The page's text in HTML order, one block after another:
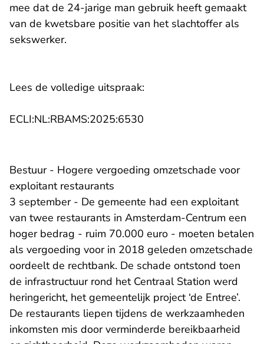
mee dat de 24-jarige man gebruik heeft gemaakt
van de kwetsbare positie van het slachtoffer als
sekswerker.
Lees de volledige uitspraak:
ECLI:NL:RBAMS:2025:6530
Bestuur - Hogere vergoeding omzetschade voor
exploitant restaurants
3 september - De gemeente had een exploitant
van twee restaurants in Amsterdam-Centrum een
hoger bedrag - ruim 70.000 euro - moeten betalen
als vergoeding voor in 2018 geleden omzetschade
oordeelt de rechtbank. De schade ontstond toen
de infrastructuur rond het Centraal Station werd
heringericht, het gemeentelijk project ‘de Entree’.
De restaurants liepen tijdens de werkzaamheden
inkomsten mis door verminderde bereikbaarheid